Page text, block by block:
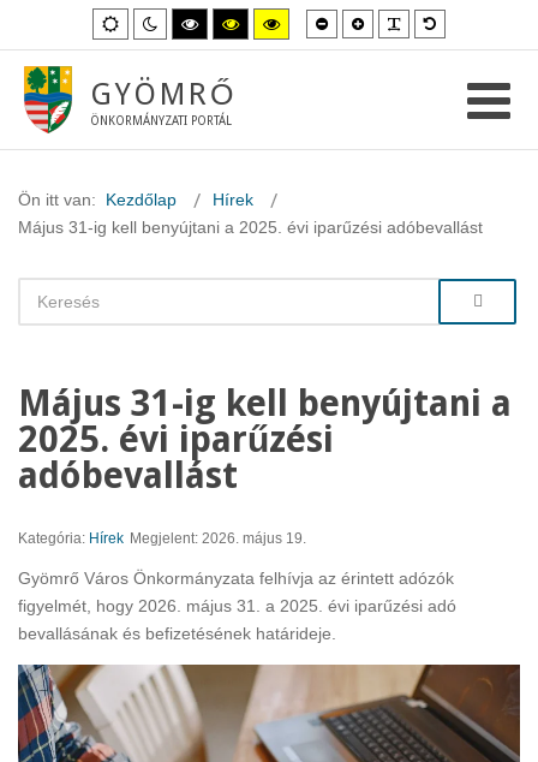
Alapértelmezett
mód
Éjszakai
mód
Magas
kontraszt
fekete-
mód.
Magas
kontraszt
fekete-
Magas
kontraszt
sárga-
Kisebb
betűméret
Nagyobb
betűméret
GYÖMRŐ
ÖNKORMÁNYZATI PORTÁL
Ön itt van: Kezdőlap
Hírek
Május 31-ig kell benyújtani a 2025. évi iparűzési adóbevallást
Május 31-ig kell benyújtani a
2025. évi iparűzési
adóbevallást
Kategória: Hírek Megjelent: 2026. május 19.
Gyömrő Város Önkormányzata felhívja az érintett adózók
figyelmét, hogy 2026. május 31. a 2025. évi iparűzési adó
bevallásának és befizetésének határideje.